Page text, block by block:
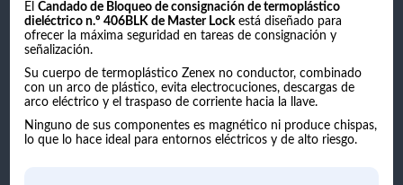
ElCandado de Bloqueo de consignación de termoplástico
dieléctrico n.º 406BLK de Master Lockestá diseñado para
ofrecer la máxima seguridad en tareas de consignación y
señalización.
Su cuerpo de termoplástico Zenex no conductor, combinado
con un arco de plástico, evita electrocuciones, descargas de
arco eléctrico y el traspaso de corriente hacia la llave.
Ninguno de sus componentes es magnético ni produce chispas,
lo que lo hace ideal para entornos eléctricos y de alto riesgo.